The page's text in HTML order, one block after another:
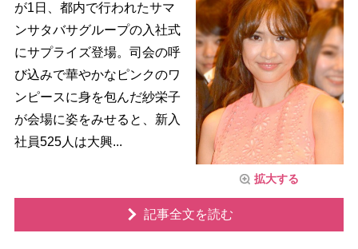
拡大する
が1日、都内で行われたサマ
ンサタバサグループの入社式
にサプライズ登場。司会の呼
び込みで華やかなピンクのワ
ンピースに身を包んだ紗栄子
が会場に姿をみせると、新入
社員525人は大興...
記事全文を読む